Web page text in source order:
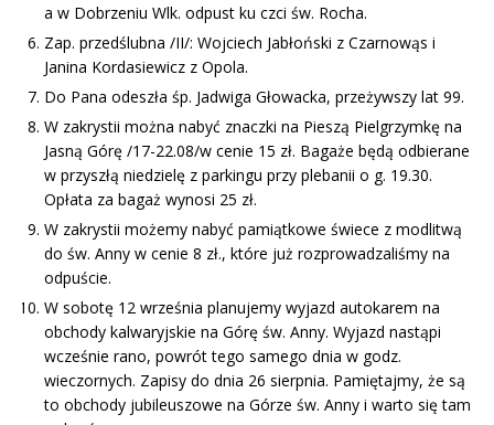
a w Dobrzeniu Wlk. odpust ku czci św. Rocha.
Zap. przedślubna /II/: Wojciech Jabłoński z Czarnowąs i
Janina Kordasiewicz z Opola.
Do Pana odeszła śp. Jadwiga Głowacka, przeżywszy lat 99.
W zakrystii można nabyć znaczki na Pieszą Pielgrzymkę na
Jasną Górę /17-22.08/w cenie 15 zł. Bagaże będą odbierane
w przyszłą niedzielę z parkingu przy plebanii o g. 19.30.
Opłata za bagaż wynosi 25 zł.
W zakrystii możemy nabyć pamiątkowe świece z modlitwą
do św. Anny w cenie 8 zł., które już rozprowadzaliśmy na
odpuście.
W sobotę 12 września planujemy wyjazd autokarem na
obchody kalwaryjskie na Górę św. Anny. Wyjazd nastąpi
wcześnie rano, powrót tego samego dnia w godz.
wieczornych. Zapisy do dnia 26 sierpnia. Pamiętajmy, że są
to obchody jubileuszowe na Górze św. Anny i warto się tam